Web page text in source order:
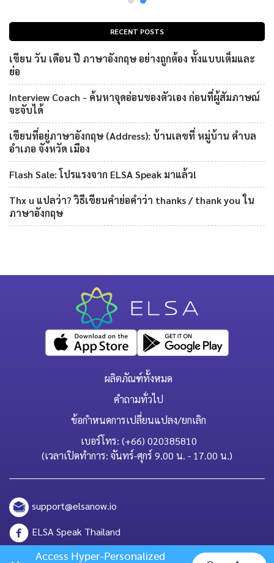
RECENT POSTS
เขียน วัน เดือน ปี ภาษาอังกฤษ อย่างถูกต้อง ทั้งแบบเต็มและ
ย่อ
Interview Coach - ค้นหาจุดอ่อนของตัวเอง ก่อนที่ผู้สัมภาษณ์
จะจับได้
เขียนที่อยู่ภาษาอังกฤษ (Address): บ้านเลขที่ หมู่บ้าน ตำบล
อำเภอ จังหวัด เมือง
Flash Sale: โปรแรงจาก ELSA Speak มาแล้ว!
Thx u แปลว่า? วิธีเขียนคำย่อคำว่า thanks / thank you ใน
ภาษาอังกฤษ
ผลิตภัณฑ์ทั้งหมด
คำถามทั่วไป
ข้อกำหนดการเปลี่ยนแปลง/ยกเลิก
เบอร์โทร: (+66) 020385810
(เวลาเปิดทำการ: จันทร์-ศุกร์ 9.00 น. - 17.00 น.)
support@elsanow.io
ELSA Speak Thailand
Channel ID: @elsaspeak
Access Hyper-Personalized